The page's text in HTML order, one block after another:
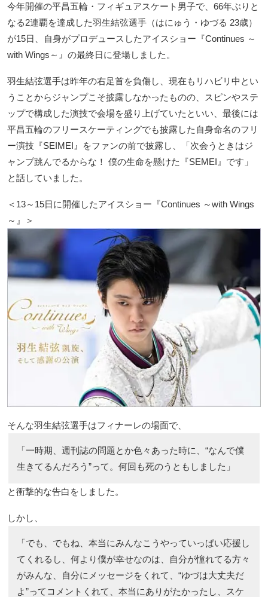
今年開催の平昌五輪・フィギュアスケート男子で、66年ぶりと
なる2連覇を達成した羽生結弦選手（はにゅう・ゆづる 23歳）
が15日、自身がプロデュースしたアイスショー『Continues ～
with Wings～』の最終日に登場しました。
羽生結弦選手は昨年の右足首を負傷し、現在もリハビリ中とい
うことからジャンプこそ披露しなかったものの、スピンやステ
ップで構成した演技で会場を盛り上げていたといい、最後には
平昌五輪のフリースケーティングでも披露した自身命名のフリ
ー演技『SEIMEI』をファンの前で披露し、「次会うときはジ
ャンプ跳んでるからな！ 僕の生命を懸けた『SEMEI』です」
と話していました。
＜13～15日に開催したアイスショー『Continues ～with Wings
～』＞
そんな羽生結弦選手はフィナーレの場面で、
「一時期、週刊誌の問題とか色々あった時に、“なんで僕
生きてるんだろう”って。何回も死のうともしました」
と衝撃的な告白をしました。
しかし、
「でも、でもね、本当にみんなこうやっていっぱい応援し
てくれるし、何より僕が幸せなのは、自分が憧れてる方々
がみんな、自分にメッセージをくれて、“ゆづは大丈夫だ
よ”ってコメントくれて、本当にありがたかったし、スケ